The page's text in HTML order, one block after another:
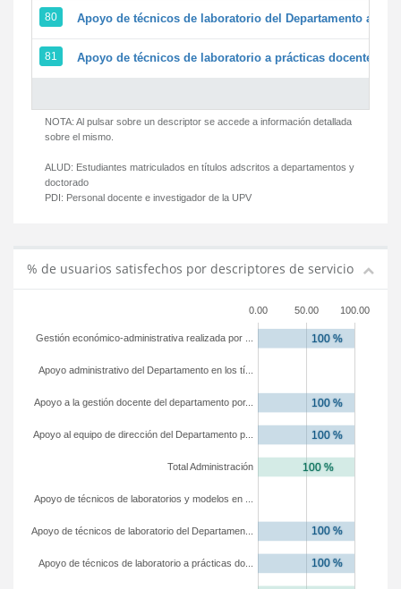
80 Apoyo de técnicos de laboratorio del Departamento a la
81 Apoyo de técnicos de laboratorio a prácticas docentes y
NOTA: Al pulsar sobre un descriptor se accede a información detallada
sobre el mismo.
ALUD: Estudiantes matriculados en títulos adscritos a departamentos y
doctorado
PDI: Personal docente e investigador de la UPV
% de usuarios satisfechos por descriptores de servicio
0.00 50.00 100.00
Apoyo de técnicos de laboratorio a prácticas do...
Apoyo de técnicos de laboratorio del Departamen...
Apoyo de técnicos de laboratorios y modelos en ...
Total Administración
Apoyo al equipo de dirección del Departamento p...
Apoyo a la gestión docente del departamento por...
Apoyo administrativo del Departamento en los tí...
Gestión económico-administrativa realizada por ...